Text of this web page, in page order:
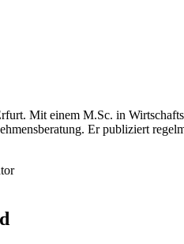
Mit einem M.Sc. in
Er publiziert